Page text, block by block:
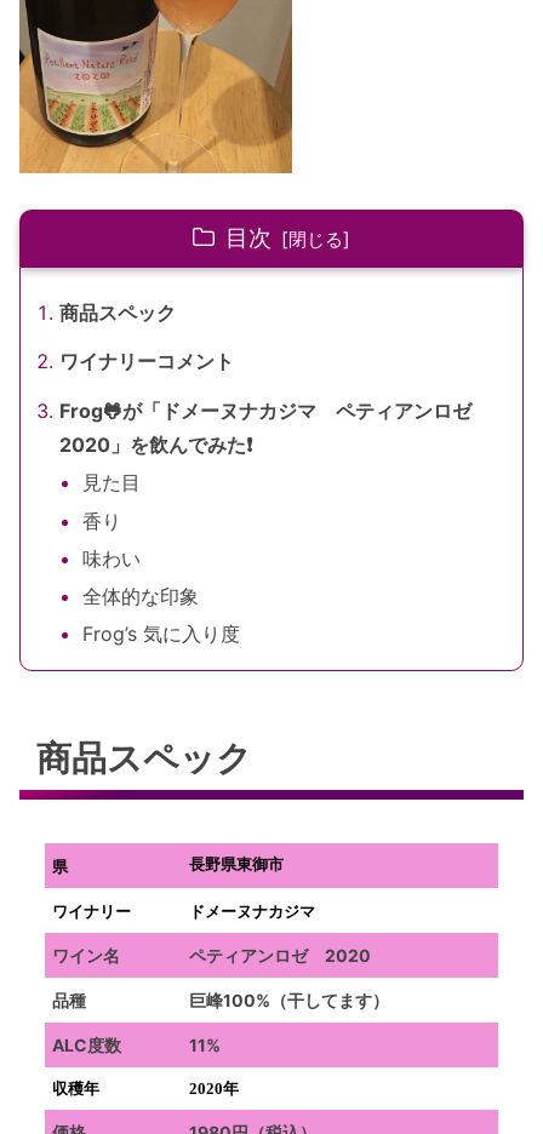
目次
商品スペック
ワイナリーコメント
Frog🐸が「ドメーヌナカジマ ペティアンロゼ
2020」を飲んでみた❗️
見た目
香り
味わい
全体的な印象
Frog’s 気に入り度
商品スペック
県 長野県東御市
ワイナリー ドメーヌナカジマ
ワイン名 ペティアンロゼ 2020
品種 巨峰100%（干してます）
ALC度数 11%
収穫年 2020年